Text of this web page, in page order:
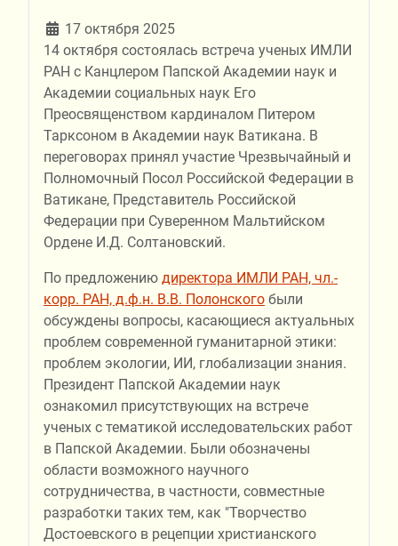
17 октября 2025
14 октября состоялась встреча ученых ИМЛИ
РАН с Канцлером Папской Академии наук и
Академии социальных наук Его
Преосвященством кардиналом Питером
Тарксоном в Академии наук Ватикана. В
переговорах принял участие Чрезвычайный и
Полномочный Посол Российской Федерации в
Ватикане, Представитель Российской
Федерации при Суверенном Мальтийском
Ордене И.Д. Солтановский.
По предложению директора ИМЛИ РАН, чл.-
корр. РАН, д.ф.н. В.В. Полонского были
обсуждены вопросы, касающиеся актуальных
проблем современной гуманитарной этики:
проблем экологии, ИИ, глобализации знания.
Президент Папской Академии наук
ознакомил присутствующих на встрече
ученых с тематикой исследовательских работ
в Папской Академии. Были обозначены
области возможного научного
сотрудничества, в частности, совместные
разработки таких тем, как "Творчество
Достоевского в рецепции христианского